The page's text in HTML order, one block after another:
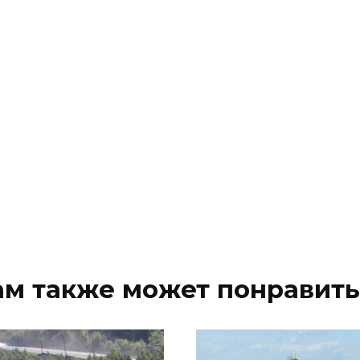
также может